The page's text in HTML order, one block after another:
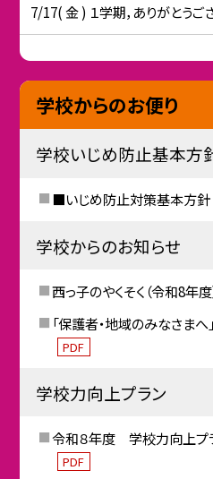
7/17( 金 ) １学期，ありがとうご
学校からのお便り
学校いじめ防止基本方
■いじめ防止対策基本
学校からのお知らせ
西っ子のやくそく（令和8年度
「保護者・地域のみなさまへ
PDF
学校力向上プラン
令和８年度 学校力向上プ
PDF